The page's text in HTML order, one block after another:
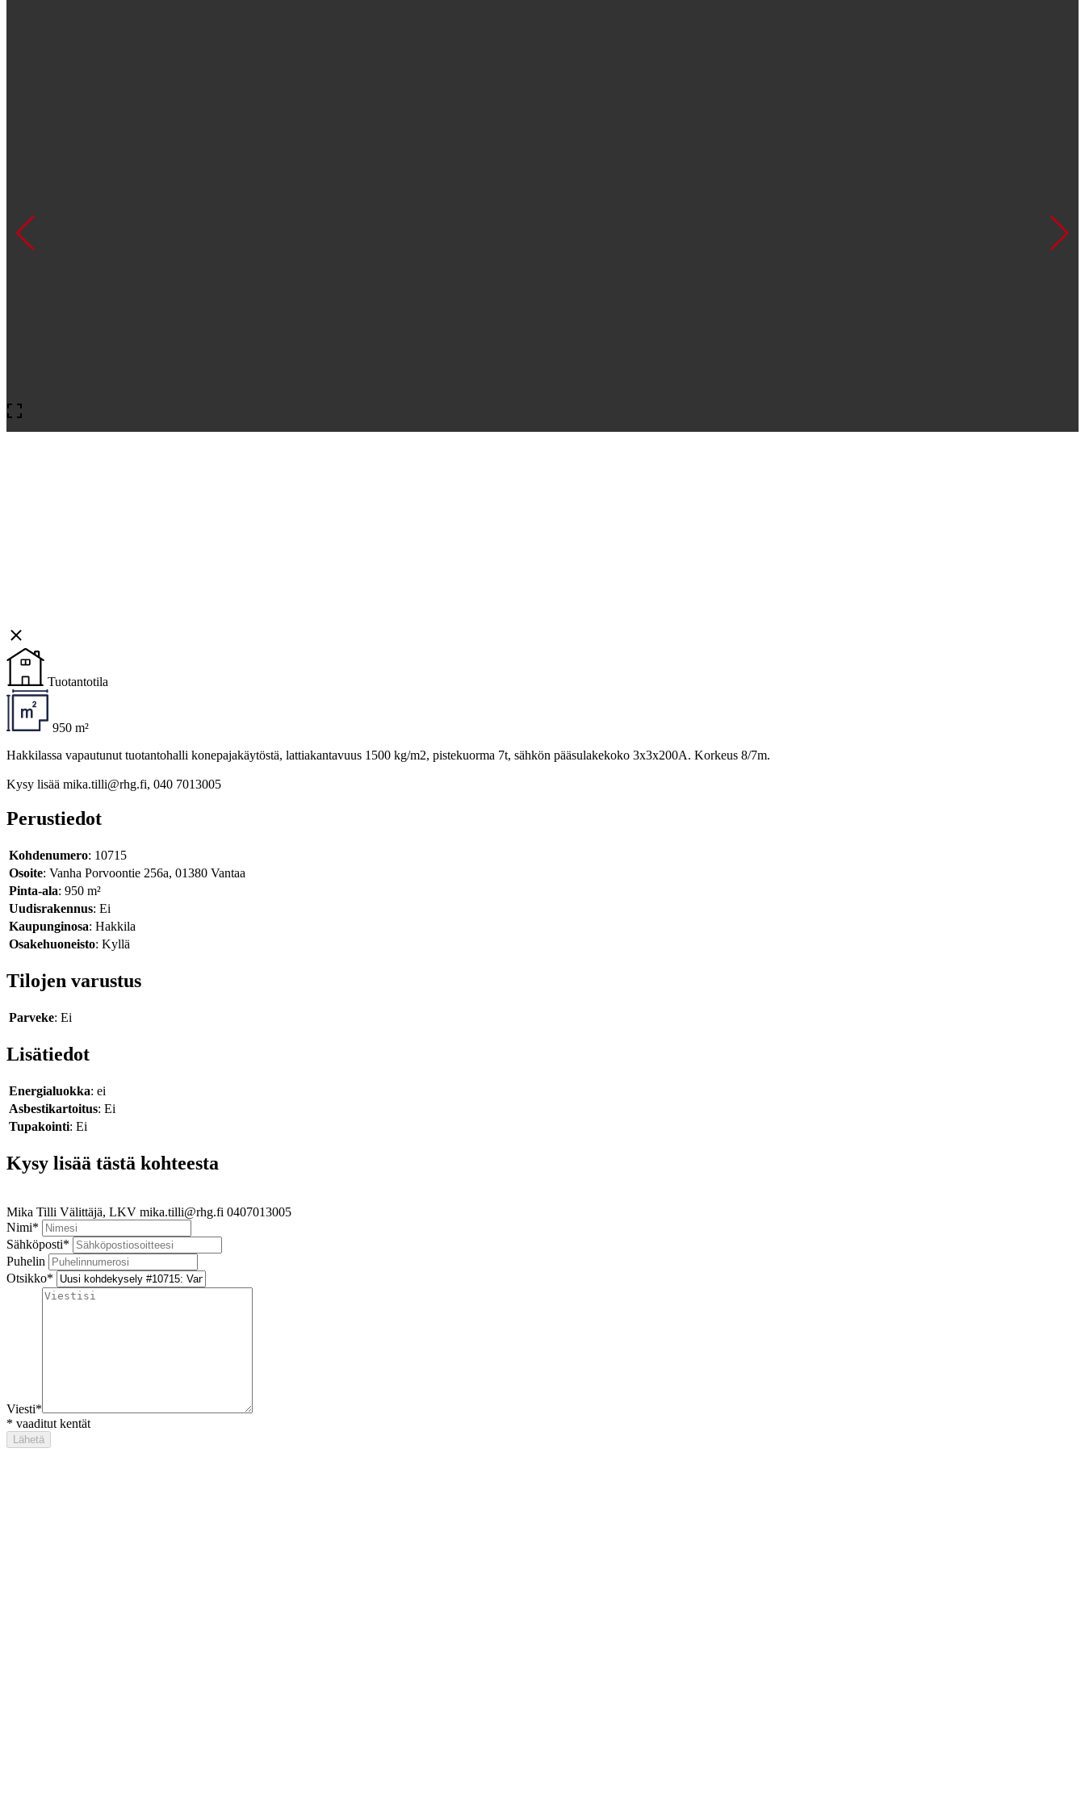
Tuotantotila
950 m²
Hakkilassa vapautunut tuotantohalli konepajakäytöstä, lattiakantavuus 1500 kg/m2, pistekuorma 7t, sähkön pääsulakekoko 3x3x200A. Korkeus 8/7m.
Kysy lisää mika.tilli@rhg.fi, 040 7013005
Perustiedot
Kohdenumero: 10715
Osoite: Vanha Porvoontie 256a, 01380 Vantaa
Pinta-ala: 950 m²
Uudisrakennus: Ei
Kaupunginosa: Hakkila
Osakehuoneisto: Kyllä
Tilojen varustus
Parveke: Ei
Lisätiedot
Energialuokka: ei
Asbestikartoitus: Ei
Tupakointi: Ei
Kysy lisää tästä kohteesta
Mika Tilli Välittäjä, LKV mika.tilli@rhg.fi 0407013005
Nimi*
Sähköposti*
Puhelin
Otsikko*
Viesti*
* vaaditut kentät